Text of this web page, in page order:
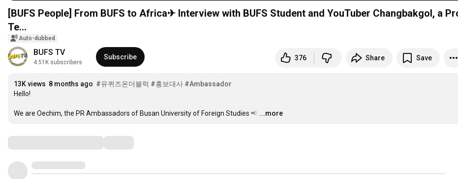
[BUFS People] From BUFS to Africa✈ Interview with BUFS Student and YouTuber Changbakgol, a
Te...
Auto-dubbed
BUFS TV
4.51K subscribers
Subscribe 376 Share Save
13K views 8 months ago #유퀴즈온더블럭 #홍보대사 #Ambassador
Hello!
We are Oechim, the PR Ambassadors of Busan University of Foreign Studies 📢 …
...more